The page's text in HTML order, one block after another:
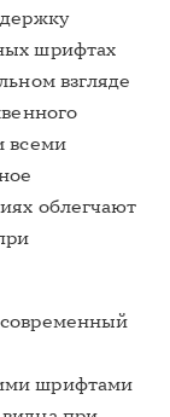
шрифтах
взгляде
всеми
облегчают
шрифтами